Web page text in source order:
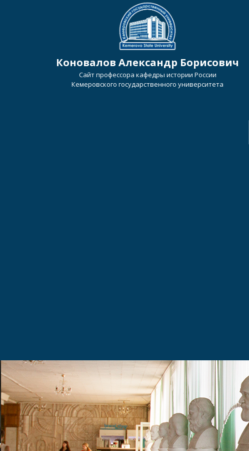
Коновалов Александр Борисович
Сайт профессора кафедры истории России
Кемеровского государственного университета